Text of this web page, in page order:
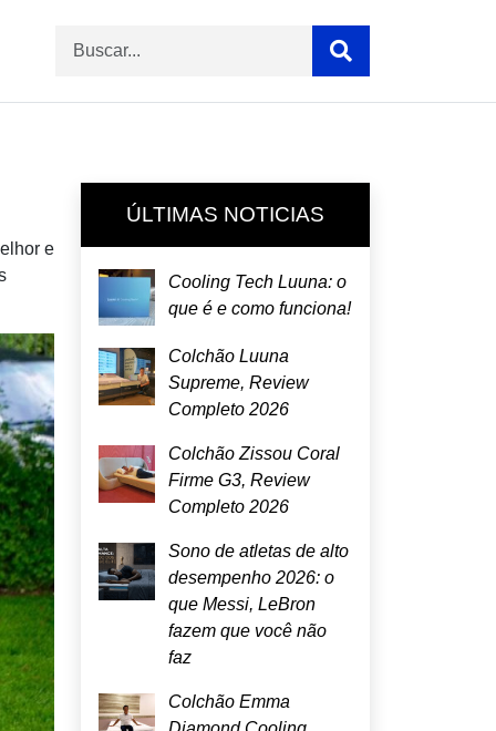
e
ÚLTIMAS NOTICIAS
Cooling Tech Luuna: o
que é e como funciona!
Colchão Luuna
Supreme, Review
Completo 2026
Colchão Zissou Coral
Firme G3, Review
Completo 2026
Sono de atletas de alto
desempenho 2026: o
que Messi, LeBron
fazem que você não
faz
Colchão Emma